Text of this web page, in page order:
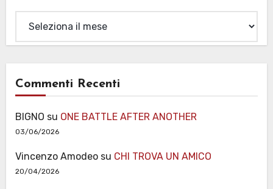
Commenti Recenti
BIGNO su ONE BATTLE AFTER ANOTHER
03/06/2026
Vincenzo Amodeosu CHI TROVA UN AMICO
20/04/2026